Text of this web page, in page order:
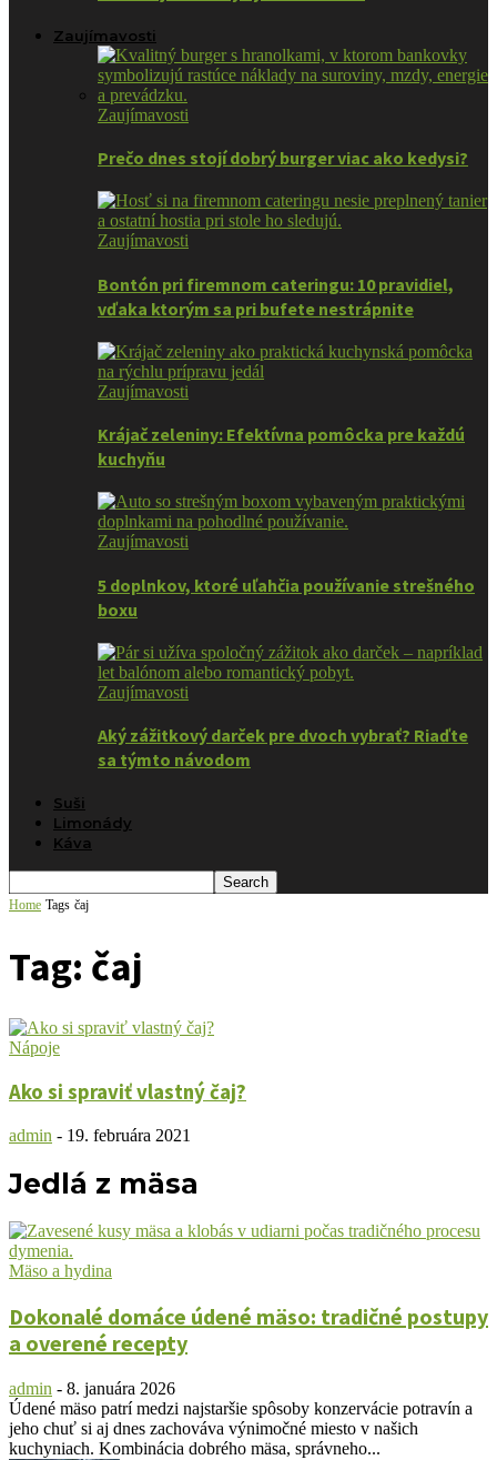
Zaujímavosti
Zaujímavosti
Prečo dnes stojí dobrý burger viac ako kedysi?
Zaujímavosti
Bontón pri firemnom cateringu: 10 pravidiel,
vďaka ktorým sa pri bufete nestrápnite
Zaujímavosti
Krájač zeleniny: Efektívna pomôcka pre každú
kuchyňu
Zaujímavosti
5 doplnkov, ktoré uľahčia používanie strešného
boxu
Zaujímavosti
Aký zážitkový darček pre dvoch vybrať? Riaďte
sa týmto návodom
Suši
Limonády
Káva
Home Tags čaj
Tag: čaj
Nápoje
Ako si spraviť vlastný čaj?
admin - 19. februára 2021
Jedlá z mäsa
Mäso a hydina
Dokonalé domáce údené mäso: tradičné postupy
a overené recepty
admin - 8. januára 2026
Údené mäso patrí medzi najstaršie spôsoby konzervácie potravín a
jeho chuť si aj dnes zachováva výnimočné miesto v našich
kuchyniach. Kombinácia dobrého mäsa, správneho...